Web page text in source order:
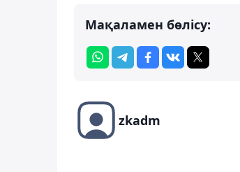
Мақаламен бөлісу:
zkadm